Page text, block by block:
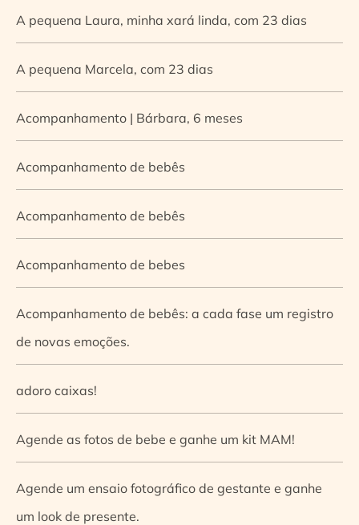
A pequena Laura, minha xará linda, com 23 dias
A pequena Marcela, com 23 dias
Acompanhamento | Bárbara, 6 meses
Acompanhamento de bebês
Acompanhamento de bebês
Acompanhamento de bebes
Acompanhamento de bebês: a cada fase um registro
de novas emoções.
adoro caixas!
Agende as fotos de bebe e ganhe um kit MAM!
Agende um ensaio fotográfico de gestante e ganhe
um look de presente.